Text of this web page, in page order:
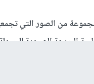
من الصور التي
الجدعة الصبورة